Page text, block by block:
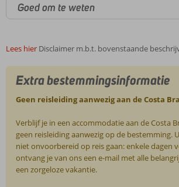
Goed om te weten
Lees hier Disclaimer m.b.t. bovenstaande
Extra bestemmingsinformatie
Geen reisleiding aanwezig aan de Costa
Verblijf je in een accommodatie aan de Costa
geen reisleiding aanwezig op de bestemming.
niet onvoorbereid op reis gaan: enkele dagen
ontvang je van ons een e-mail met alle
een zorgeloze vakantie.